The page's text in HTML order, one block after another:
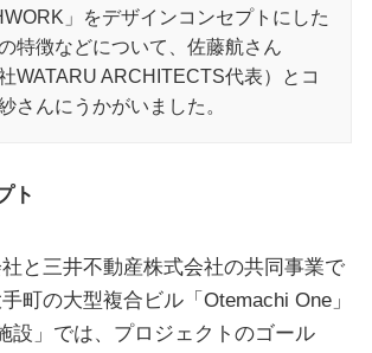
」をデザインコンセプトにした
特徴などについて、佐藤航さん
WATARU ARCHITECTS代表）とコ
さんにうかがいました。
ト
と三井不動産株式会社の共同事業で
町の大型複合ビル「Otemachi One」
設」では、プロジェクトのゴール